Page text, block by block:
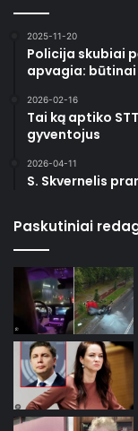
2025-11-20
Policija skubiai
apvagia:
2026-02-16
Tai ką aptiko
gyventojus
2026-04-11
S. Skvernelis
Paskutiniai